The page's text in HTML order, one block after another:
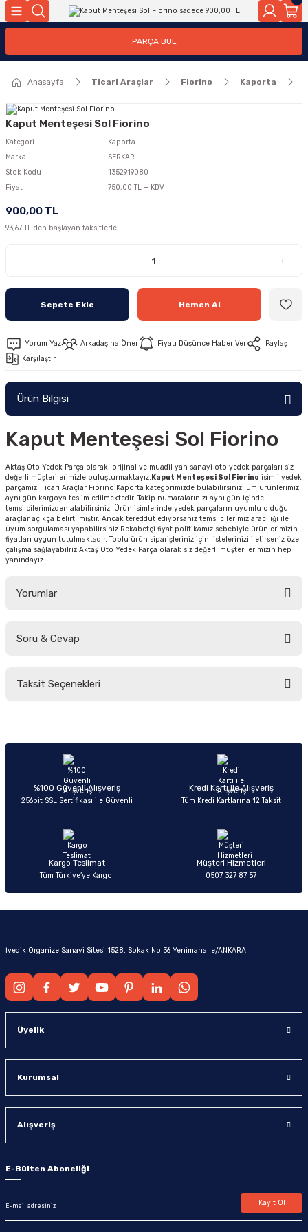
Geri Dön
Geri Dön
PARÇA BUL
Anasayfa Ticari Araçlar Fiorino Kaporta
Kaput Menteşesi Sol Fiorino
Kategori
Kaporta
Marka
SERKAR
Stok Kodu
1352919080
Fiyat
750,00 TL + KDV
900,00 TL
93,67 TL den başlayan taksitlerle!!
- +
Sepete Ekle Hemen Al
Yorum Yaz Arkadaşına Öner Fiyatı Düşünce Haber Ver
Paylaş
Karşılaştır
Ürün Bilgisi
Kaput Menteşesi Sol Fiorino
Aktaş Oto Yedek Parça olarak; orijinal ve muadil yan sanayi oto yedek parçaları siz
değerli müşterilerimizle buluşturmaktayız.Kaput Menteşesi Sol Fiorino isimli yedek
parçamızı Ticari Araçlar Fiorino Kaporta kategorimizde bulabilirsiniz.Tüm ürünlerimiz
aynı gün kargoya teslim edilmektedir. Takip numaralarınızı aynı gün içinde
temsilcilerimizden alabilirsiniz. Ürün isimlerinde yedek parçaların uyumlu olduğu
araçlar açıkça belirtilmiştir. Ancak tereddüt ediyorsanız temsilcilerimiz aracılığı ile
uyum sorgulaması yapabilirsiniz.Rekabetçi fiyat politikamız sebebiyle ürünlerimizin
fiyatları uygun tutulmaktadır. Toplu ürün siparişleriniz için listelerinizi iletirseniz özel
çalışma sağlayabilriz.Aktaş Oto Yedek Parça olarak siz değerli müşterilerimizin hep
yanındayız.
Yorumlar
Soru & Cevap
Taksit Seçenekleri
%100 Güvenli Alışveriş
256bit SSL Sertifikası ile Güvenli
Kredi Kartı ile Alışveriş
Tüm Kredi Kartlarına 12 Taksit
Kargo Teslimat
Tüm Türkiye’ye Kargo!
Müşteri Hizmetleri
0507 327 87 57
İvedik Organize Sanayi Sitesi 1528. Sokak No:36 Yenimahalle/ANKARA
Üyelik
Kurumsal
Alışveriş
E-Bülten Aboneliği
Kayıt Ol